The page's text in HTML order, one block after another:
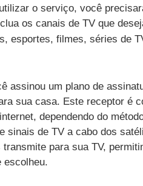
o serviço, você
os canais de TV que
esportes, filmes, séries de
assinou um plano de
sua casa. Este receptor é
dependendo do
sinais de TV a cabo dos
para sua TV,
escolheu.